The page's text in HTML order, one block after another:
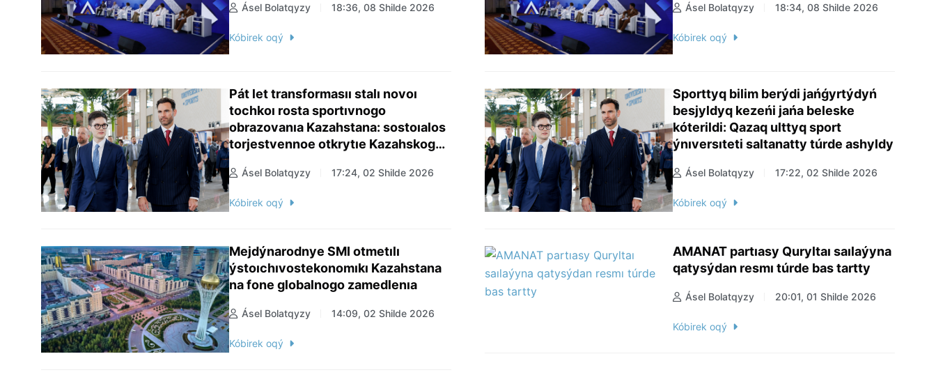
Ásel Bolatqyzy 18:36, 08 Shilde 2026
Kóbirek oqý
Ásel Bolatqyzy 18:34, 08 Shilde 2026
Kóbirek oqý
Pát let transformasıı stalı novoı
tochkoı rosta sportıvnogo
obrazovanıa Kazahstana: sostoıalos
torjestvennoe otkrytıe Kazahskogo
Ásel Bolatqyzy 17:24, 02 Shilde 2026
Kóbirek oqý
Sporttyq bilim berýdi jańǵyrtýdyń
besjyldyq kezeńi jańa beleske
kóterildi: Qazaq ulttyq sport
ýnıversıteti saltanatty túrde ashyldy
Ásel Bolatqyzy 17:22, 02 Shilde 2026
Kóbirek oqý
Mejdýnarodnye SMI otmetılı
ýstoıchıvostekonomıkı Kazahstana
na fone globalnogo zamedlenıa
Ásel Bolatqyzy 14:09, 02 Shilde 2026
Kóbirek oqý
AMANAT partıasy Quryltaı saılaýyna
qatysýdan resmı túrde bas tartty
Ásel Bolatqyzy 20:01, 01 Shilde 2026
Kóbirek oqý